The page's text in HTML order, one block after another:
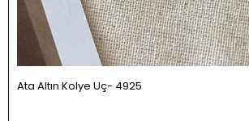
Ata Altın Kolye Uç 4925